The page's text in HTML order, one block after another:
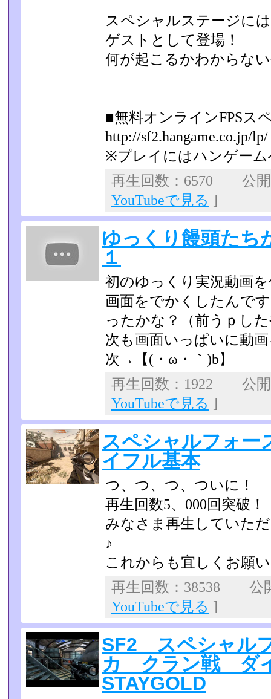
スペシャルステージに
ゲストとして登場！
何が起こるかわからな
■無料オンラインFPSス
http://sf2.hangame.co.jp/lp/
※プレイにはハンゲー
再生回数：6570 公
YouTubeで見る ]
ゆっくり饅頭た
１
初のゆっくり実況動画
画面をでかくしたんで
ったかな？（前うｐし
次も画面いっぱいに動
次→【(・ω・｀)b】
再生回数：1922 公
YouTubeで見る ]
スペシャルフォ
イフル基本
つ、つ、つ、ついに！
再生回数5、000回突破！
みなさま再生していただ
♪
これからも宜しくお願
再生回数：38538 公
YouTubeで見る ]
SF2 スペシャル
カ クラン戦 ダ
STAYGOLD